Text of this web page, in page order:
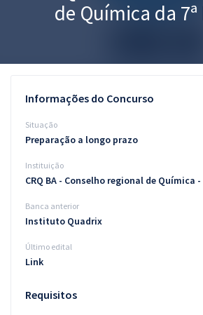
Graduação
Conteúdo gratuito
Blog
de Química da 7ª
Informações do Concurso
Situação
Preparação a longo prazo
Instituição
CRQ BA - Conselho regional de Química -
Banca anterior
Instituto Quadrix
Último edital
Link
Requisitos